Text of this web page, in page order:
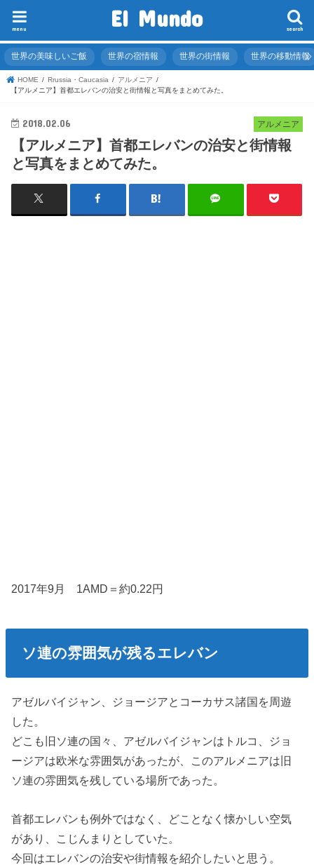
El Mundo search
menu
世界の美味しいご飯 世界の宿情報 世界の街情報 世界の移動情報
HOME Rrussia・Caucasia
アルメニア
【アルメニア】首都エレバンの治安と街情報と写真をまとめてみた。
アルメニア
2018.02.06
【アルメニア】首都エレバンの治安と街情報
と写真をまとめてみた。
2017年9月 1AMD＝約0.22円
ソ連の雰囲気が残るエレバン
アゼルバイジャン、ジョージアとコーカサス諸国を周遊
した。
どこも旧ソ連の国々、アゼルバイジャンはトルコ、ジョ
ージアは欧米な雰囲気があったが、このアルメニアは旧
ソ連の雰囲気を残している場所であった。
首都エレバンも例外ではなく、どことなく懐かしい空気
があり、こじんまりとしていた。
今回はエレバンの治安や街情報を紹介したいと思う。